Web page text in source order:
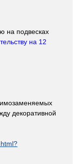
на подвесках
на 12
декоративной